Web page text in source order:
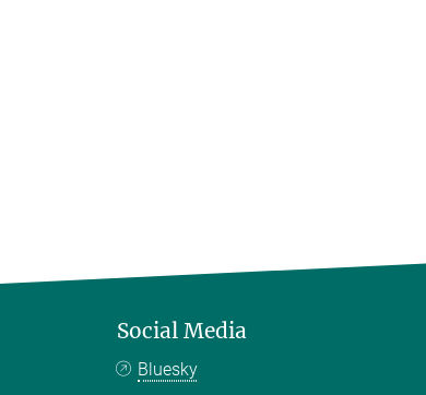
Social Media
Bluesky